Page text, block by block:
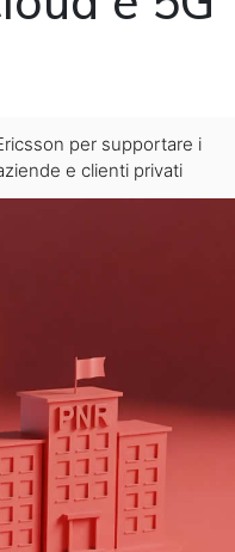
per supportare i
e clienti privati